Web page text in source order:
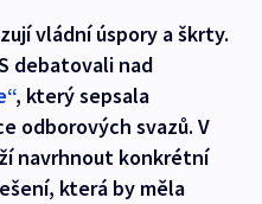
vládní úspory a škrty.
debatovali nad
, který sepsala
odborových svazů. V
navrhnout konkrétní
která by měla